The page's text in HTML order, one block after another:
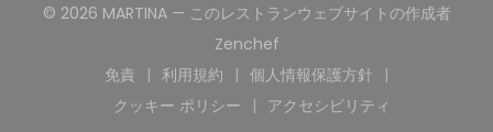
© 2026 MARTINA — このレストランウェブサイトの作成者
Zenchef((新しいウィンドウで開きま
免責
((新しいウィンドウで開きます))
利用規約
((新しいウィンドウで開きます))
個人情報保護方針
((新しいウィンドウで
クッキー ポリシー
((新しいウィンドウで開きます))
アクセシビリティ
((新しいウィンドウで